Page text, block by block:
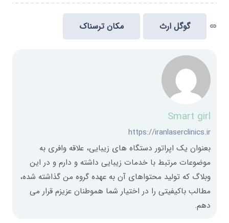
link گوگل ارث مکان ترسناک
Smart girl
https://iranlaserclinics.ir
بعنوان یک اپراتور دستگاه های زیبایی، علاقه وافری به
موضوعات مرتبط با خدمات زیبایی داشته و دارم و در این
وبلاگ که تولید محتواهای آن به عهده گروه من گذاشته شده،
مطالب باکیفیتی را در اختیار شما هموطنان عزیزم قرار می
دهم.